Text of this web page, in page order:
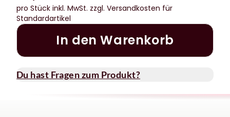
pro Stück inkl. MwSt. zzgl. Versandkosten für
Standardartikel
In den Warenkorb
Du hast Fragen zum Produkt?